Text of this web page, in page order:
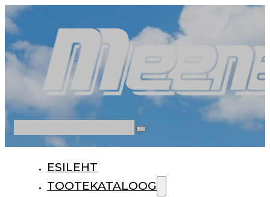
ESILEHT
TOOTEKATALOOG